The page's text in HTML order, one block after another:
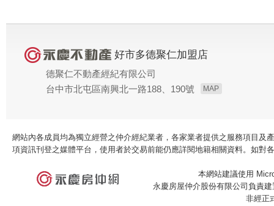
好市多德聚仁加盟店
德聚仁不動產經紀有限公司
台中市北屯區南興北一路188、190號
MAP
網站內各成員均為獨立經營之仲介經紀業者，各家業者提供之服務項目
項資訊刊登之媒體平台，使用者於交易前能仍應詳閱地籍相關資料。如對
本網站建議使用
永慶房屋仲介股份有限公司負責
非經正